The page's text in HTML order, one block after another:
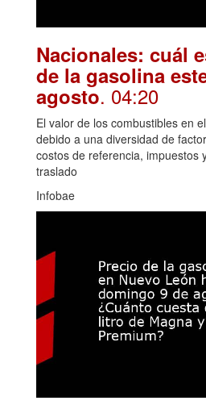
Nacionales: cuál
de la gasolina
agosto. 04:20
El valor de los combustibles en
debido a una diversidad de
costos de referencia, impuestos
traslado
Infobae